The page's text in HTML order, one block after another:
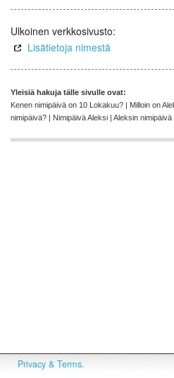
Ulkoinen verkkosivusto:
Lisätietoja nimestä
Yleisiä hakuja tälle sivulle ovat:
Kenen nimipäivä on 10 Lokakuu? | Milloin on
nimipäivä? | Nimipäivä Aleksi | Aleksin nimipäivä
Privacy & Terms.